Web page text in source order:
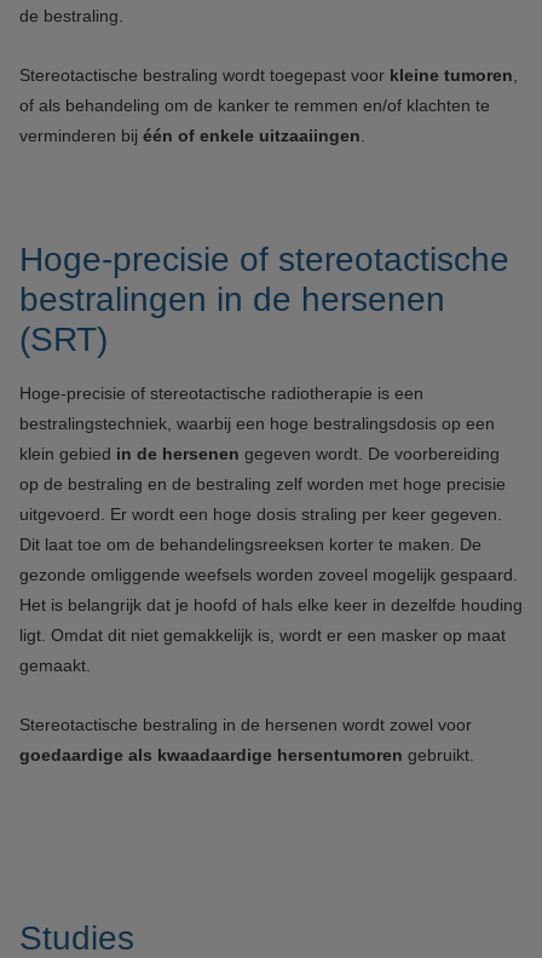
de bestraling.
Stereotactische bestraling wordt toegepast voor kleine tumoren
of als behandeling om de kanker te remmen en/of klachten te
verminderen bij één of enkele uitzaaiingen
Hoge-precisie of stereotactische
bestralingen in de hersenen
(SRT)
Hoge-precisie of stereotactische radiotherapie is een
bestralingstechniek, waarbij een hoge bestralingsdosis op een
klein gebied in de hersenen gegeven wordt. De voorbereiding
op de bestraling en de bestraling zelf worden met hoge precisie
uitgevoerd. Er wordt een hoge dosis straling per keer gegeven.
Dit laat toe om de behandelingsreeksen korter te maken. De
gezonde omliggende weefsels worden zoveel mogelijk gespaard.
Het is belangrijk dat je hoofd of hals elke keer in dezelfde houding
ligt. Omdat dit niet gemakkelijk is, wordt er een masker op maat
gemaakt.
Stereotactische bestraling in de hersenen wordt zowel voor
goedaardige als kwaadaardige hersentumoren gebruikt.
Studies